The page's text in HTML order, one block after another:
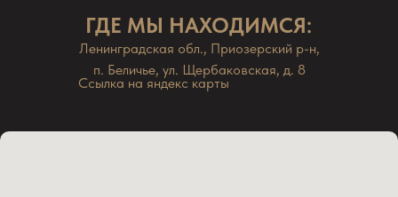
ГДЕ МЫ НАХОДИМСЯ:
Ссылка на яндекс карты
Ленинградская обл., Приозерский р-н,
п. Беличье, ул. Щербаковская, д. 8